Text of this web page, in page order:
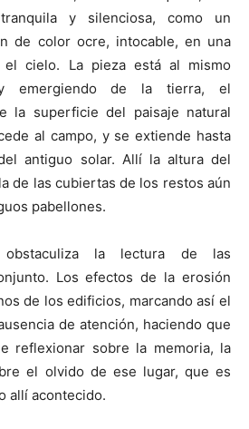
y silenciosa, como un
de color ocre, intocable, en una
el cielo. La pieza está al mismo
emergiendo de la tierra, el
la superficie del paisaje natural
al campo, y se extiende hasta
antiguo solar. Allí la altura del
de las cubiertas de los restos aún
pabellones.
la lectura de las
Los efectos de la erosión
de los edificios, marcando así el
de atención, haciendo que
reflexionar sobre la memoria, la
el olvido de ese lugar, que es
allí acontecido.